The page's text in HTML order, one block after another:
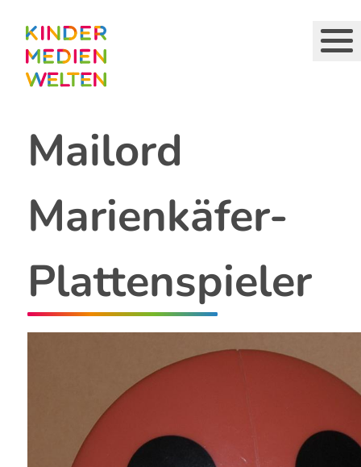
Inhalt
Mailord
Marienkäfer-
Plattenspieler